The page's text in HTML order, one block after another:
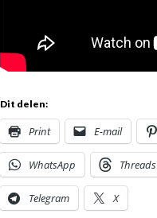
Dit delen:
Print E-mail
WhatsApp Threads
Telegram X